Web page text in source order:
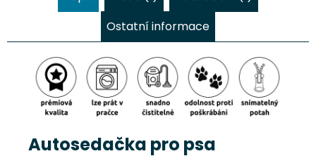
Ostatní informace
Autosedačka pro psa